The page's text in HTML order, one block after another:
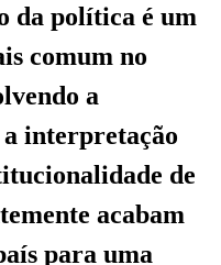
da política é um
comum no
a
a interpretação
de
acabam
para uma